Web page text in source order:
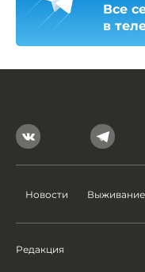
Все
в
Новости Выживание
Редакция